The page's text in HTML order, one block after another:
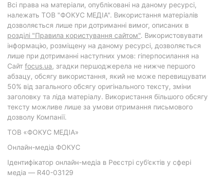
Всі права на матеріали, опубліковані на даному ресурсі,
належать ТОВ "ФОКУС МЕДІА". Використання матеріалів
дозволяється лише при дотриманні вимог, описаних в
розділі "Правила користування сайтом". Використовувати
інформацію, розміщену на даному ресурсі, дозволяється
лише при дотриманні наступних умов: гіперпосилання на
Cайт focus.ua, згадки першоджерела не нижче першого
абзацу, обсягу використання, який не може перевищувати
50% від загального обсягу оригінального тексту, зміни
заголовку та ліда матеріалу. Використання більшого обсягу
тексту можливе лише за умови отримання письмового
дозволу Компанії.
ТОВ «ФОКУС МЕДІА»
Онлайн-медіа ФОКУС
Ідентифікатор онлайн-медіа в Реєстрі суб’єктів у сфері
медіа — R40-03129